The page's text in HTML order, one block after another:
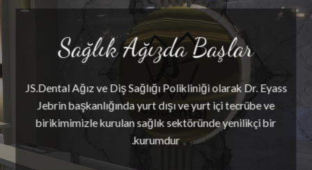
Sağlık Ağızda Başlar
JS.Dental Ağız ve Diş Sağlığı Polikliniği olarak Dr. Eyass
Jebrin başkanlığında yurt dışı ve yurt içi tecrübe ve
birikimimizle kurulan sağlık sektöründe yenilikçi bir
kurumdur.